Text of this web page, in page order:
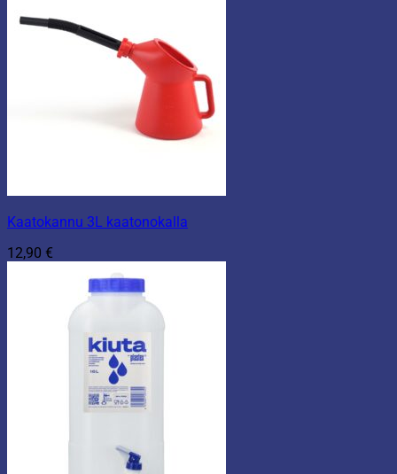
Kaatokannu 3L kaatonokalla
12,90 €